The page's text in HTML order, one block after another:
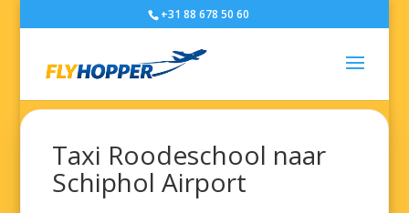
+31 88 678 50 60
Taxi Roodeschool naar
Schiphol Airport